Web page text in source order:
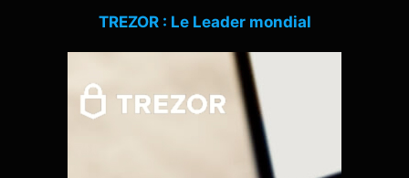
TREZOR : Le Leader mondial